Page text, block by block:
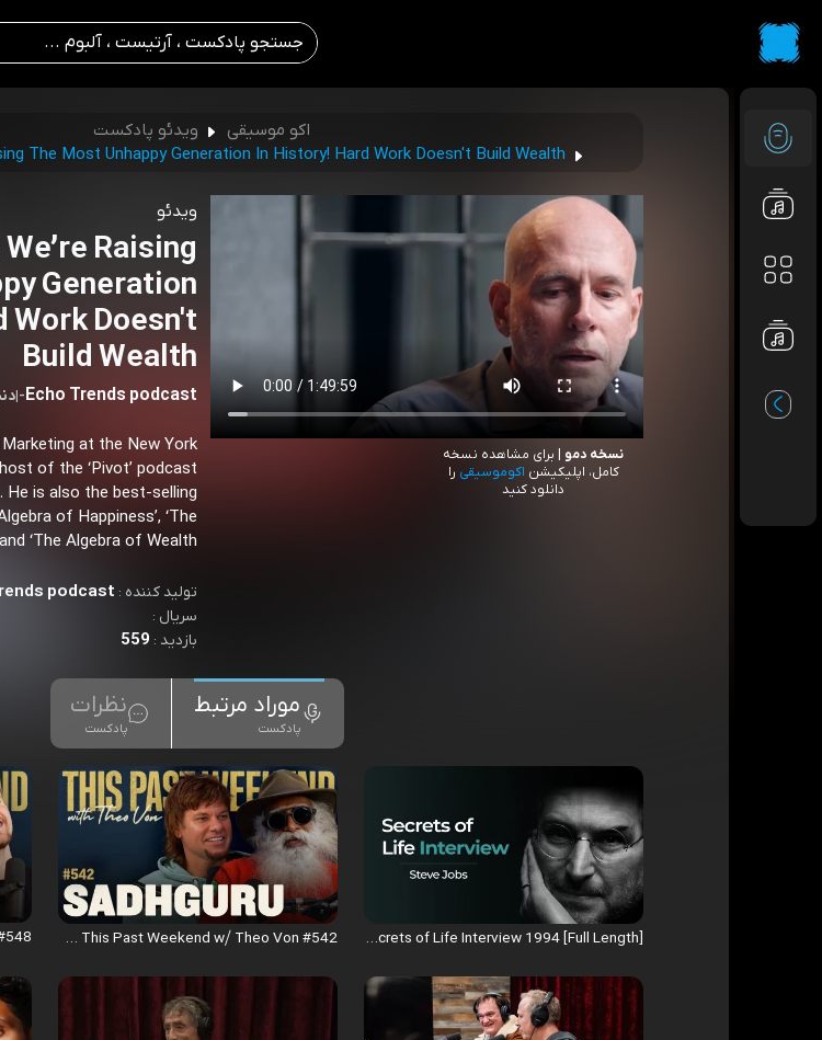
اکو موسیقی
ویدئو پادکست
The Most Unhappy Generation In History! Hard Work Doesn't Build Wealth
نسخه دمو | برای مشاهده نسخه
کامل، اپلیکیشن اکوموسیقی را
دانلود کنید
ویدئو
Raising
Generation
Work Doesn't
Build Wealth
Echo Trends podcast
-
|
26
at the New York
of the ‘Pivot’ podcast
is also the best-selling
of Happiness’, ‘The
‘The Algebra of Wealth’.
تولید کننده : podcast
سریال :
بازدید : 559
موراد مرتبط
پادکست
نظرات
پادکست
Steve Jobs - Secrets of Life Interview 1994 [Full Length]
Sadhguru ｜ This Past Weekend w⧸ Theo Von #542